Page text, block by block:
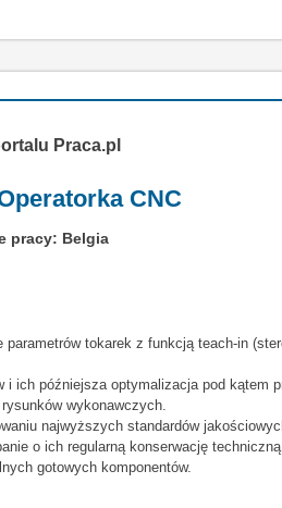
Praca.pl
CNC
pracy: Belgia
tokarek z funkcją teach-in
i ich późniejsza optymalizacja pod kątem
wykonawczych.
najwyższych standardów
o ich regularną konserwację
gotowych komponentów.